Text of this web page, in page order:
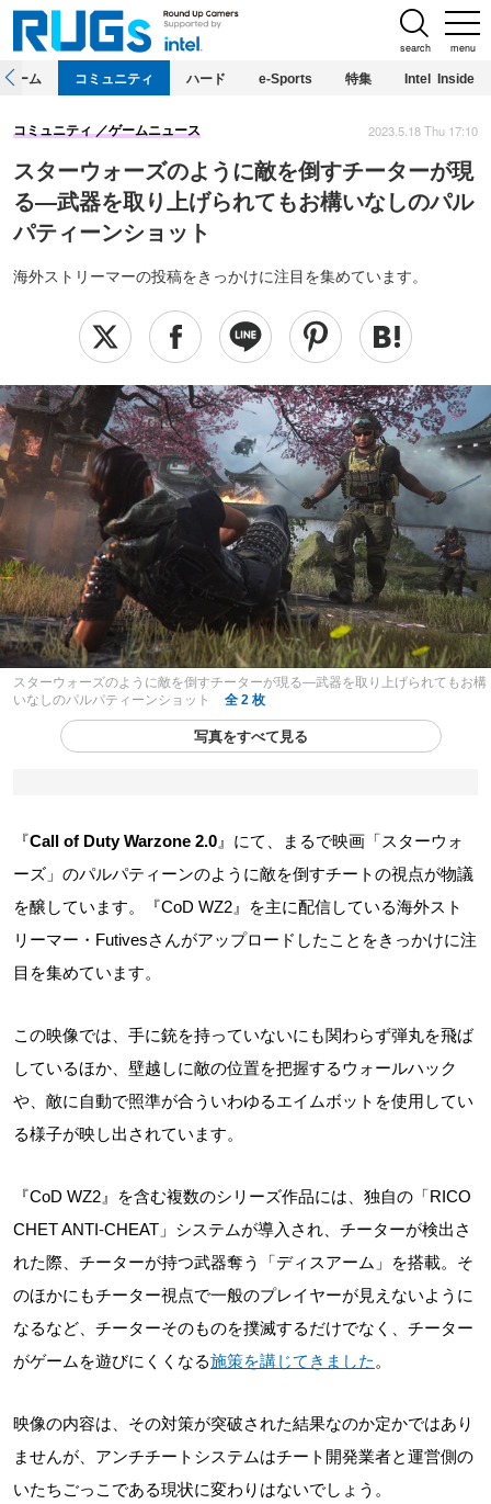
menu
search
ホーム コミュニティ ハード e-Sports 特集 Intel Inside
スターウォーズのように敵を倒すチーターが現
る―武器を取り上げられてもお構いなしのパル
パティーンショット
海外ストリーマーの投稿をきっかけに注目を集めています。
コミュニティ ゲームニュース 2023.5.18 Thu 17:10
スターウォーズのように敵を倒すチーターが現る―武器を取り上げられてもお構
いなしのパルパティーンショット
全 2 枚
写真をすべて見る
『Call of Duty Warzone 2.0 』にて、まるで映画「スターウォ
ーズ」のパルパティーンのように敵を倒すチートの視点が物議
を醸しています。『CoD WZ2』を主に配信している海外スト
リーマー・Futivesさんがアップロードしたことをきっかけに注
目を集めています。
この映像では、手に銃を持っていないにも関わらず弾丸を飛ば
しているほか、壁越しに敵の位置を把握するウォールハック
や、敵に自動で照準が合ういわゆるエイムボットを使用してい
る様子が映し出されています。
『CoD WZ2』を含む複数のシリーズ作品には、独自の「RICO
CHET ANTI-CHEAT」システムが導入され、チーターが検出さ
れた際、チーターが持つ武器奪う「ディスアーム」を搭載。そ
のほかにもチーター視点で一般のプレイヤーが見えないように
なるなど、チーターそのものを撲滅するだけでなく、チーター
がゲームを遊びにくくなる施策を講じてきました 。
映像の内容は、その対策が突破された結果なのか定かではあり
ませんが、アンチチートシステムはチート開発業者と運営側の
いたちごっこである現状に変わりはないでしょう。